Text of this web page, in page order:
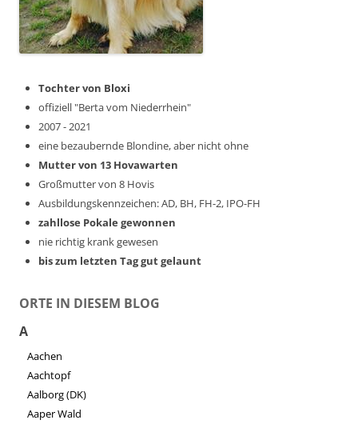
Tochter von Bloxi
offiziell "Berta vom Niederrhein"
2007 - 2021
eine bezaubernde Blondine, aber nicht ohne
Mutter von 13 Hovawarten
Großmutter von 8 Hovis
Ausbildungskennzeichen: AD, BH, FH-2, IPO-FH
zahllose Pokale gewonnen
nie richtig krank gewesen
bis zum letzten Tag gut gelaunt
ORTE IN DIESEM BLOG
A
Aachen
Aachtopf
Aalborg (DK)
Aaper Wald